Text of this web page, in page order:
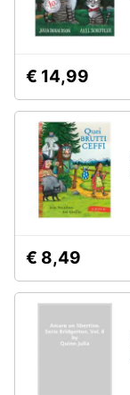
€ 14,99
€ 8,49